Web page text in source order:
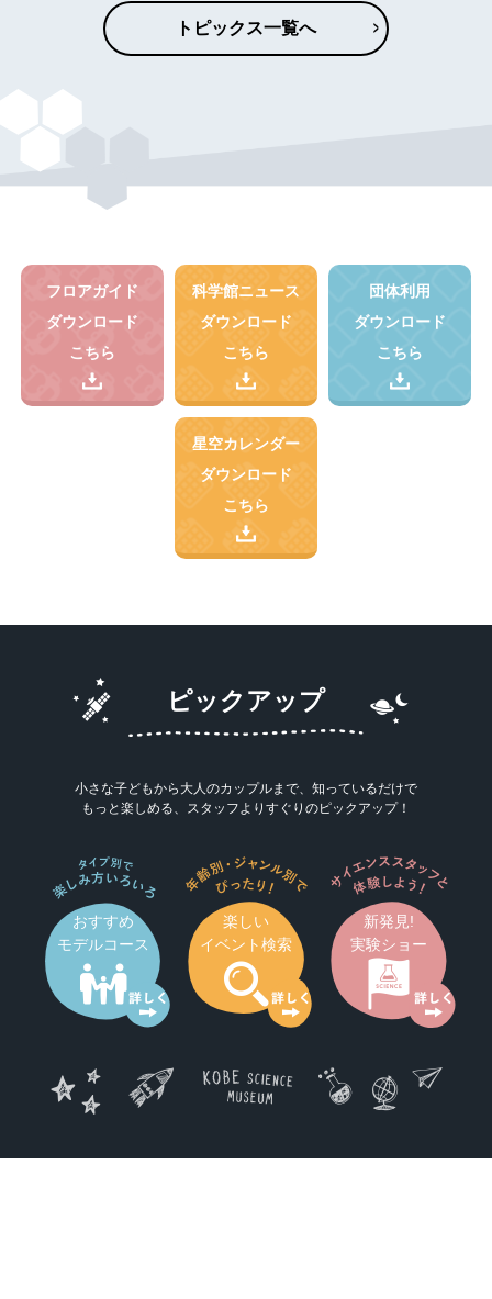
トピックス一覧へ
フロアガイド
ダウンロード
こちら
科学館ニュース
ダウンロード
こちら
団体利用
ダウンロード
こちら
星空カレンダー
ダウンロード
こちら
ピックアップ
小さな子どもから大人のカップルまで、知っているだけで
もっと楽しめる、スタッフよりすぐりのピックアップ！
おすすめ
モデルコース
楽しい
イベント検索
新発見!
実験ショー